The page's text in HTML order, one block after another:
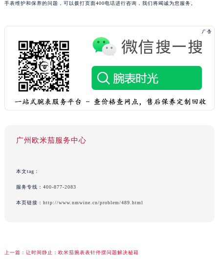
手表维护和保养的问题，可以拨打页面400电话进行咨询，我们将竭诚为您服务。
广州欧米茄服务中心
本文tag：
服务专线： 400-877-2083
本页链接： http://www.nmwine.cn/problem/489.html
上一篇： 让时间静止：欧米茄腕表表针停摆问题解决秘籍